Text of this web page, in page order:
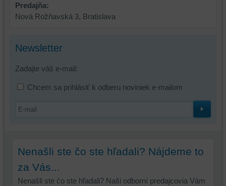
Predajňa:
Nová Rožňavská 3, Bratislava
Newsletter
Zadajte váš e-mail:
Chcem sa prihlásiť k odberu noviniek e-mailom
Nenašli ste čo ste hľadali? Nájdeme to
za Vás...
Nenašli ste čo ste hľadali? Naši odborní predajcovia Vám
používať
skripty
zdroje
strán,
atď.